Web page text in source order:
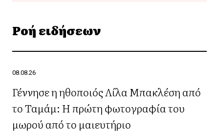
Ροή ειδήσεων
08.08.26
Γέννησε η ηθοποιός Λίλα Μπακλέση από
το Ταμάμ: Η πρώτη φωτογραφία του
μωρού από το μαιευτήριο